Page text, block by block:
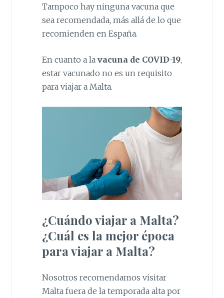
Tampoco hay ninguna vacuna que
sea recomendada, más allá de lo que
recomienden en España.
En cuanto a la vacuna de COVID-19,
estar vacunado no es un requisito
para viajar a Malta.
¿Cuándo viajar a Malta?
¿Cuál es la mejor época
para viajar a Malta?
Nosotros recomendamos visitar
Malta fuera de la temporada alta por